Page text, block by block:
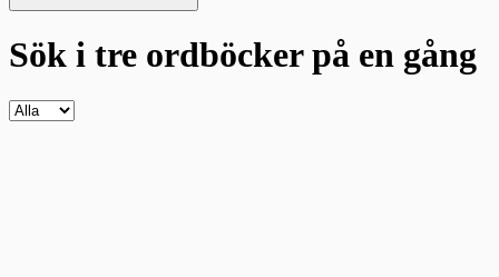
Sök i tre ordböckerpå en gång